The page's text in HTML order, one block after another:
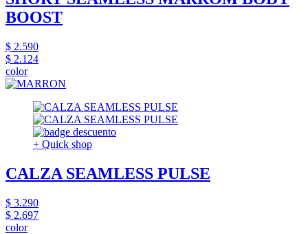
BOOST
$ 2.590
$ 2.124
color
+ Quick shop
CALZA SEAMLESS PULSE
$ 3.290
$ 2.697
color